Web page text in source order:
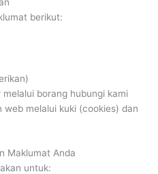
berikut:
borang hubungi kami
web melalui kuki (cookies) dan
Maklumat Anda
untuk: